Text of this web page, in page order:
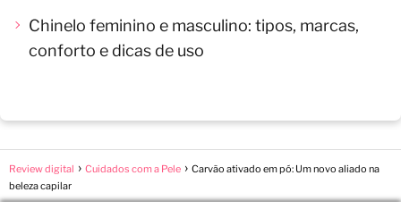
Chinelo feminino e masculino: tipos, marcas,
conforto e dicas de uso
Review digital Cuidados com a Pele
Carvão ativado em pó: Um novo aliado na
beleza capilar